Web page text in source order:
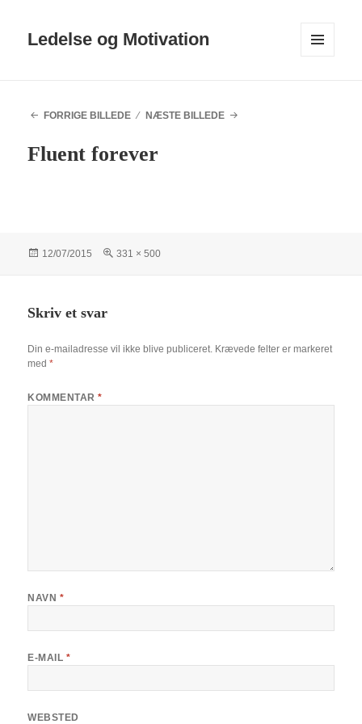
Ledelse og Motivation
FORRIGE BILLEDE NÆSTE BILLEDE
Fluent forever
Udgivet
12/07/2015
Fuld
331 × 500
Skriv et svar
Din e-mailadresse vil ikke blive publiceret. Krævede felter er markeret
med*
KOMMENTAR*
NAVN *
E-MAIL *
WEBSTED